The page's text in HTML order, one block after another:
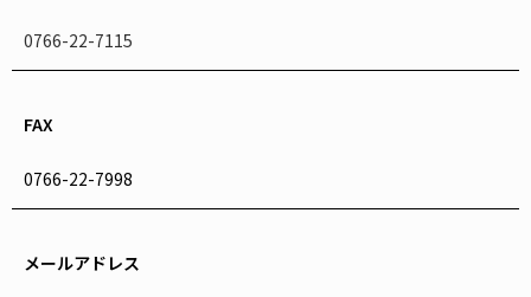
0766-22-7115
FAX
0766-22-7998
メールアドレス